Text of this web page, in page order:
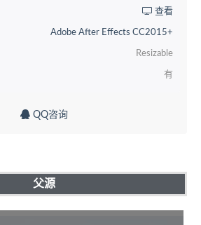
查看
Adobe After Effects CC2015+
Resizable
有
QQ咨询
父源